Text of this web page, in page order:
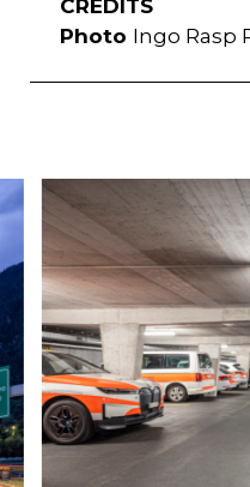
CRÉDITS
Photo Ingo Rasp